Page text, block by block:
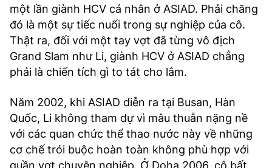
một lần giành HCV cá nhân ở ASIAD. Phải chăng
đó là một sự tiếc nuối trong sự nghiệp của cô.
Thật ra, đối với một tay vợt đã từng vô địch
Grand Slam như Li, giành HCV ở ASIAD chẳng
phải là chiến tích gì to tát cho lắm.
Năm 2002, khi ASIAD diễn ra tại Busan, Hàn
Quốc, Li không tham dự vì mâu thuẫn nặng nề
với các quan chức thể thao nước này về những
cơ chế trói buộc hoàn toàn không phù hợp với
quần vợt chuyên nghiệp. Ở Doha 2006, cô bất